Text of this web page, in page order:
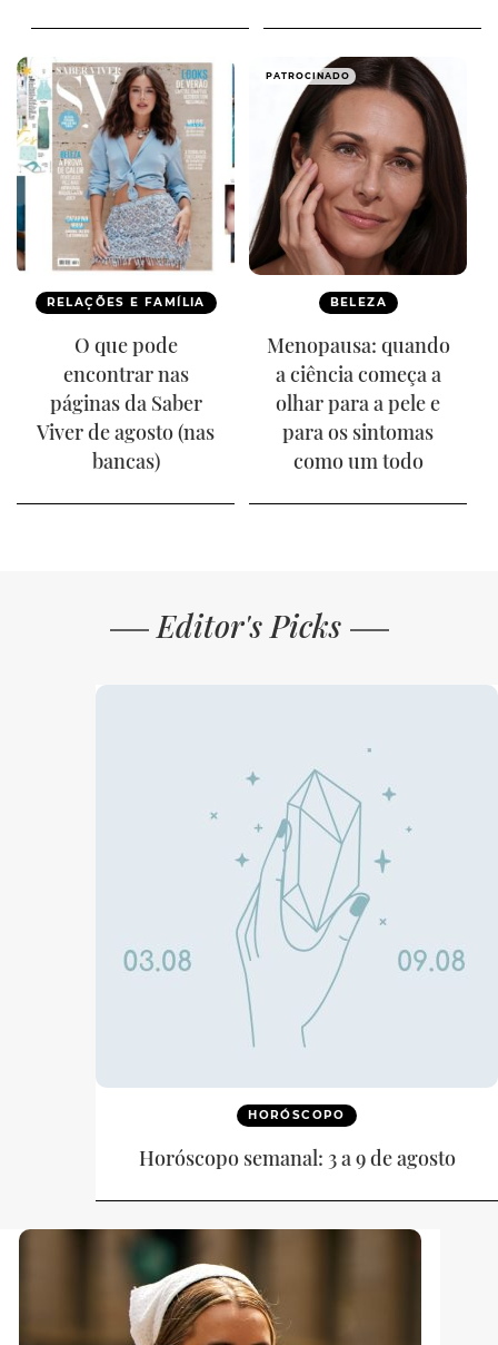
RELAÇÕES E FAMÍLIA
O que pode
encontrar nas
páginas da Saber
Viver de agosto (nas
bancas)
PATROCINADO
BELEZA
Menopausa: quando
a ciência começa a
olhar para a pele e
para os sintomas
como um todo
Editor's Picks
HORÓSCOPO
Horóscopo semanal: 3 a 9 de agosto